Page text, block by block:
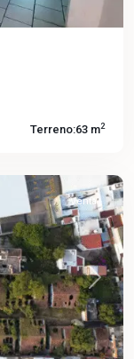
Terreno:63 m2
Next
Venta